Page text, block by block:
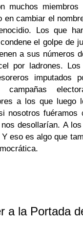
muchos
en cambiar el
Los que
el golpe de
a sus números
por ladrones.
imputados
campañas
a los que luego
nosotros fuéramos
desollarían. A
eso es algo que
a la Portada